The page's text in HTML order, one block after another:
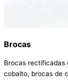
Brocas
Brocas rectificadas
cobalto, brocas de